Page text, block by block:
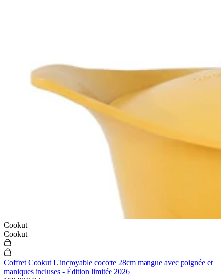
Cookut
Cookut
Coffret Cookut L'incroyable cocotte 28cm mangue avec poignée et
maniques incluses - Édition limitée 2026